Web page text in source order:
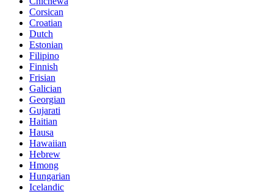
Corsican
Croatian
Dutch
Estonian
Filipino
Finnish
Frisian
Galician
Georgian
Gujarati
Haitian
Hausa
Hawaiian
Hebrew
Hmong
Hungarian
Icelandic